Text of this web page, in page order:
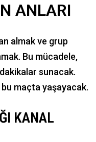
ANLARI
almak ve grup
Bu mücadele,
sunacak.
maçta yaşayacak.
KANAL